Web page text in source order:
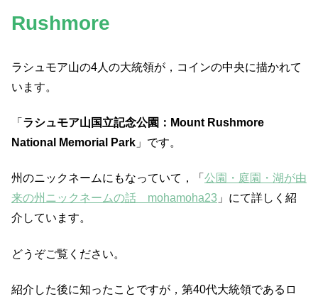
Rushmore
ラシュモア山の4人の大統領が，コインの中央に描かれて
います。
「 ラシュモア山国立記念公園：Mount Rushmore
National Memorial Park 」です。
州のニックネームにもなっていて，「 公園・庭園・湖が由
来の州ニックネームの話 mohamoha23 」にて詳しく紹
介しています。
どうぞご覧ください。
紹介した後に知ったことですが，第40代大統領であるロ